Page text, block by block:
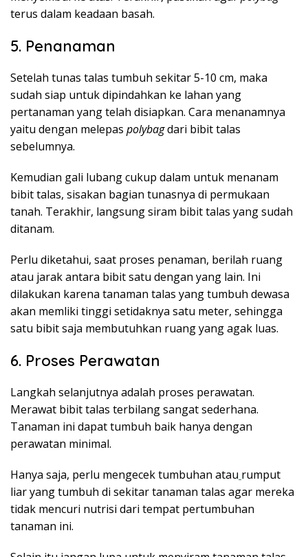
terus dalam keadaan basah.
5. Penanaman
Setelah tunas talas tumbuh sekitar 5-10 cm, maka
sudah siap untuk dipindahkan ke lahan yang
pertanaman yang telah disiapkan. Cara menanamnya
yaitu dengan melepas polybagdari bibit talas
sebelumnya.
Kemudian gali lubang cukup dalam untuk menanam
bibit talas, sisakan bagian tunasnya di permukaan
tanah. Terakhir, langsung siram bibit talas yang sudah
ditanam.
Perlu diketahui, saat proses penaman, berilah ruang
atau jarak antara bibit satu dengan yang lain. Ini
dilakukan karena tanaman talas yang tumbuh dewasa
akan memliki tinggi setidaknya satu meter, sehingga
satu bibit saja membutuhkan ruang yang agak luas.
6. Proses Perawatan
Langkah selanjutnya adalah proses perawatan.
Merawat bibit talas terbilang sangat sederhana.
Tanaman ini dapat tumbuh baik hanya dengan
perawatan minimal.
Hanya saja, perlu mengecek tumbuhan atau rumput
liar yang tumbuh di sekitar tanaman talas agar mereka
tidak mencuri nutrisi dari tempat pertumbuhan
tanaman ini.